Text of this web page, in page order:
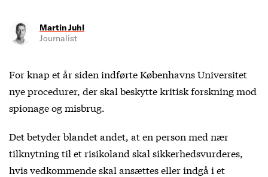
Martin Juhl
Journalist
For knap et år siden indførte Københavns Universitet
nye procedurer, der skal beskytte kritisk forskning mod
spionage og misbrug.
Det betyder blandet andet, at en person med nær
tilknytning til et risikoland skal sikkerhedsvurderes,
hvis vedkommende skal ansættes eller indgå i et